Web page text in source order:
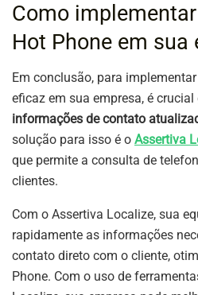
Como
Hot Phone em sua
Em conclusão, para
eficaz em sua empresa, é
informações de contato
solução para isso é o Assertiva
que permite a consulta de
clientes.
Com o Assertiva Localize, sua
rapidamente as informações
contato direto com o cliente,
Phone. Com o uso de